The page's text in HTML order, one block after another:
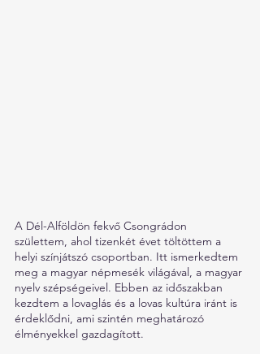
A Dél-Alföldön fekvő Csongrádon
születtem, ahol tizenkét évet töltöttem a
helyi színjátszó csoportban. Itt ismerkedtem
meg a magyar népmesék világával, a magyar
nyelv szépségeivel. Ebben az időszakban
kezdtem a lovaglás és a lovas kultúra iránt is
érdeklődni, ami szintén meghatározó
élményekkel gazdagított.